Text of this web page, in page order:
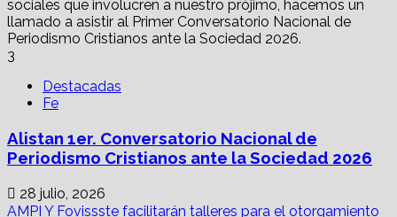
3
Destacadas
Fe
Alistan 1er. Conversatorio Nacional de
Periodismo Cristianos ante la Sociedad 2026
28 julio, 2026
AMPI Y Fovissste facilitarán talleres para el otorgamiento